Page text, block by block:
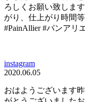
ろしくお願い致しま
がり、仕上がり時間
#PainAllier #パンアリ
instagram
2020.06.05
おはようございます